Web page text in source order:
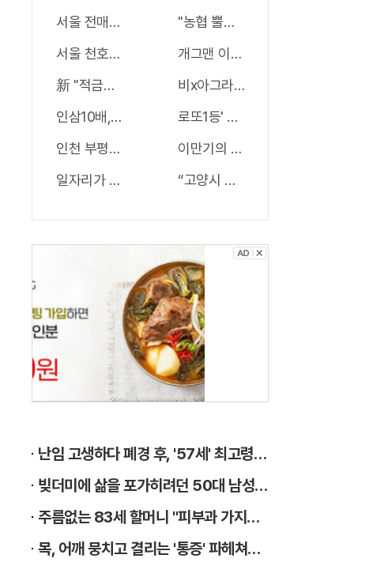
서울 전매제한 없는 부동산 나왔다!
서울 천호역 “국내 1위 아파트” 들어선다..충격!
新 "적금형" 서비스 출시! 멤버십만 가입해도 "최신가전"
인삼10배, 마늘300배 '이것'먹자마자 "그곳" 땅땅해져..헉!
인천 부평 집값 서울보다 비싸질것..이유는?
일자리가 급급하다면? 月3000만원 수익 가능한 이 "자격
"농협 뿔났다" 로또1등 당첨자폭주
개그맨 이봉원, 사업실패로 "빛10
비x아그라 30배! 60대男도 3번이
로또1등' 수동 중복당첨자만 벌써
이만기의 관절튼튼 "호관원" 100%
“고양시 지식산업센터” 1년후 가격
는
8
할
이
에
요
난임 고생하다 폐경 후, '57세' 최고령 쌍둥이 출산?
빚더미에 삶을 포가히려던 50대 남성, 이것으로 인생역전
주름없는 83세 할머니 "피부과 가지마라"
목, 어깨 뭉치고 결리는 '통증' 파헤쳐보니